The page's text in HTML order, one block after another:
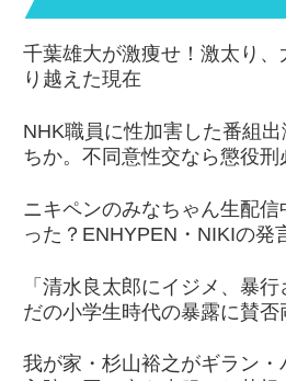
千葉雄大が激痩せ！激太り
り越えた現在
NHK職員に性加害した番組
ちか。不同意性交なら懲役刑
ニキペンのみなちゃん生配
った？ENHYPEN・NIKIの発
「清水良太郎にイジメ、暴
だの小学生時代の暴露に賛否
我が家・杉山裕之がギラン